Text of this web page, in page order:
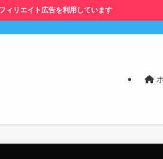
ィリエイト広告を利用しています